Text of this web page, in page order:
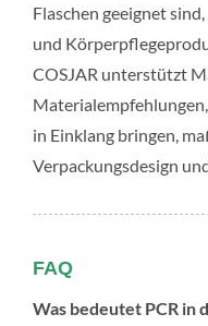
Flaschen geeignet
und
COSJAR unterstützt
in Einklang bringen,
Verpackungsdesign
FAQ
Was bedeutet PCR in